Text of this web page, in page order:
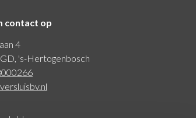
contact op
4
's-Hertogenbosch